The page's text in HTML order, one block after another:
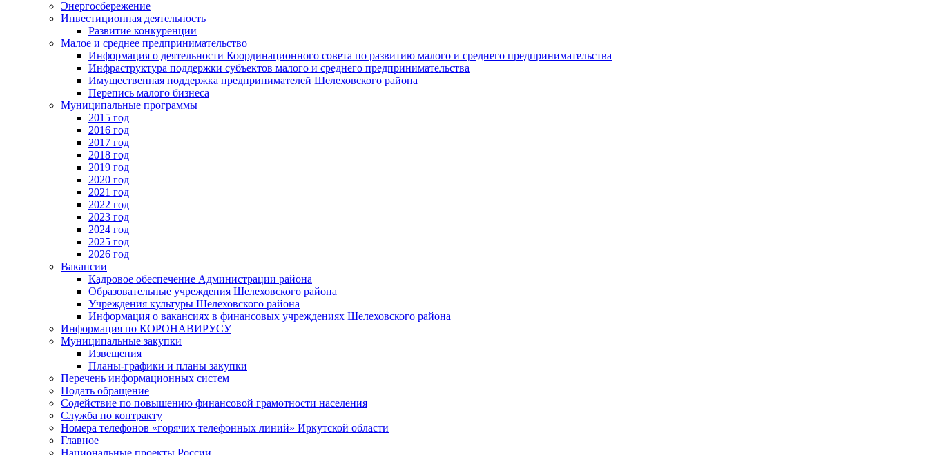
Энергосбережение
Инвестиционная деятельность
Развитие конкуренции
Малое и среднее предпринимательство
Информация о деятельности Координационного совета по развитию малого и среднего предпринимательства
Инфраструктура поддержки субъектов малого и среднего предпринимательства
Имущественная поддержка предпринимателей Шелеховского района
Перепись малого бизнеса
Муниципальные программы
2015 год
2016 год
2017 год
2018 год
2019 год
2020 год
2021 год
2022 год
2023 год
2024 год
2025 год
2026 год
Вакансии
Кадровое обеспечение Администрации района
Образовательные учреждения Шелеховского района
Учреждения культуры Шелеховского района
Информация о вакансиях в финансовых учреждениях Шелеховского района
Информация по КОРОНАВИРУСУ
Муниципальные закупки
Извещения
Планы-графики и планы закупки
Перечень информационных систем
Подать обращение
Содействие по повышению финансовой грамотности населения
Служба по контракту
Номера телефонов «горячих телефонных линий» Иркутской области
Главное
Национальные проекты России